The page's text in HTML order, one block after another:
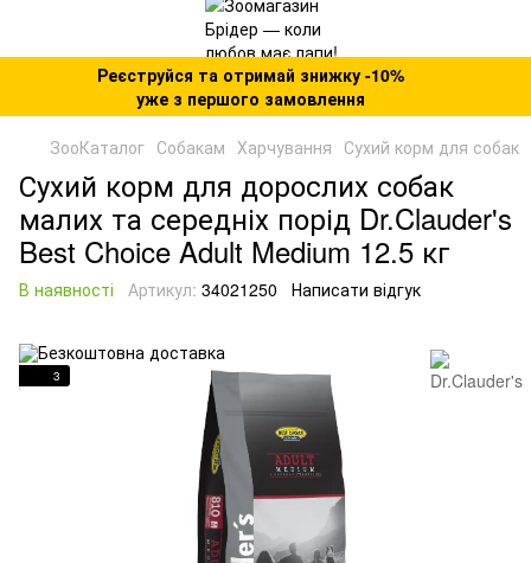
Реєструйся та отримай знижку -10%
уже з першого замовлення
ЗооКаталог Собакам Харчування Сухий корм для собак
Сухий корм для дорослих собак
малих та середніх порід Dr.Clauder's
Best Choice Adult Medium 12.5 кг
В наявності Артикул: 34021250 Написати відгук
3